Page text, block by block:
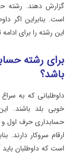
گزارش دهند. رشته
است. بنابراین اگر
این رشته را برای
برای رشته
باشد؟
داوطلبانی که به
خوبی بلد باشند.
حسابداری حرف اول و
ارقام سروکار دارند.
است که داوطلبان